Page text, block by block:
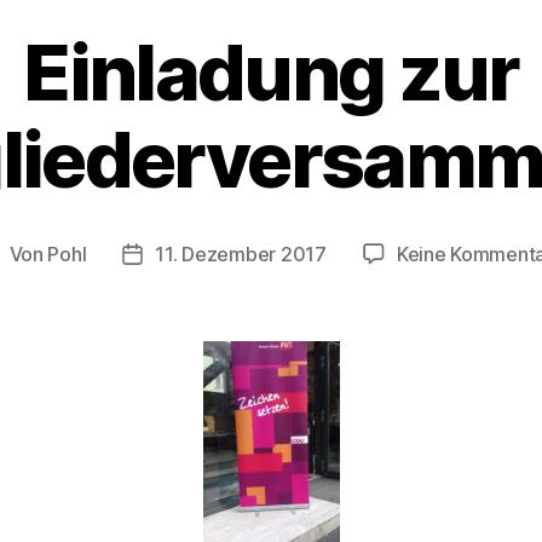
Einladung zur
Von Pohl Beitragsdatum
11. Dezember 2017 Keine